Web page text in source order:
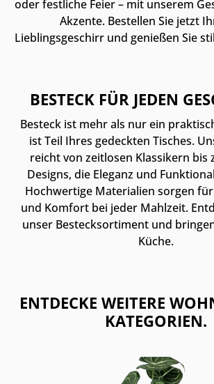
oder festliche Feier – mit unserem
Akzente. Bestellen Sie jetzt
Lieblingsgeschirr und genießen Sie
BESTECK FÜR JEDEN
Besteck ist mehr als nur ein
ist Teil Ihres gedeckten Tisches.
reicht von zeitlosen Klassikern bis
Designs, die Eleganz und
Hochwertige Materialien sorgen
und Komfort bei jeder Mahlzeit.
unser Bestecksortiment und
Küche.
ENTDECKE WEITERE
KATEGORIEN.
Kategoriegalerie überspringen